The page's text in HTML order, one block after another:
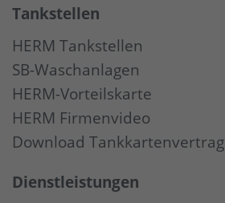
Tankstellen
HERM Tankstellen
SB-Waschanlagen
HERM-Vorteilskarte
HERM Firmenvideo
Download Tankkartenvertrag
Dienstleistungen